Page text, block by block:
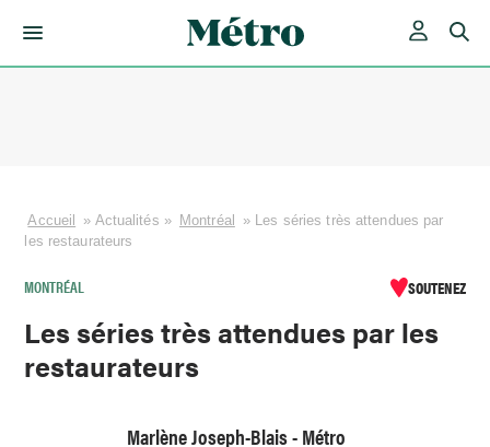
Accueil » Actualités » Montréal » Les séries très attendues par
les restaurateurs
MONTRÉAL SOUTENEZ
Les séries très attendues par les
restaurateurs
Marlène Joseph-Blais - Métro